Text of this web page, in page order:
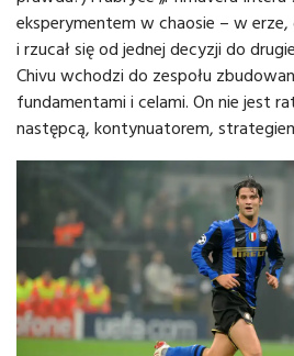
eksperymentem w chaosie – w erze,
i rzucał się od jednej decyzji do
Chivu wchodzi do zespołu
fundamentami i celami. On nie jest
następcą, kontynuatorem,